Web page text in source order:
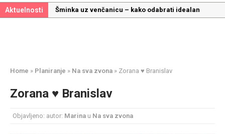
Aktuelnosti
Kako odabrati savršenu frizuru za venčanje uz
Poklon koji će vaša druga polovina zauvek pamtiti
Home » Planiranje » Na sva zvona » Zorana ♥ Branislav
Zorana ♥ Branislav
Objavljeno: autor: Marina u Na sva zvona